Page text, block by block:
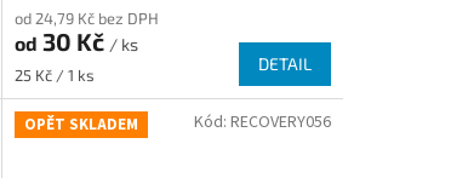
od 24,79 Kč bez DPH
od 30 Kč / ks
Měrná
cena:
25 Kč / 1 ks
DETAIL
OPĚT SKLADEM Kód: RECOVERY056